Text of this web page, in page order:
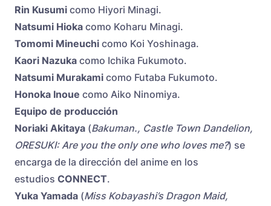
Rin Kusumi como Hiyori Minagi.
Natsumi Hioka como Koharu Minagi.
Tomomi Mineuchi como Koi Yoshinaga.
Kaori Nazuka como Ichika Fukumoto.
Natsumi Murakami como Futaba Fukumoto.
Honoka Inoue como Aiko Ninomiya.
Equipo de producción
Noriaki Akitaya (Bakuman., Castle Town Dandelion,
ORESUKI: Are you the only one who loves me?) se
encarga de la dirección del anime en los
estudios CONNECT.
Yuka Yamada (Miss Kobayashi’s Dragon Maid,